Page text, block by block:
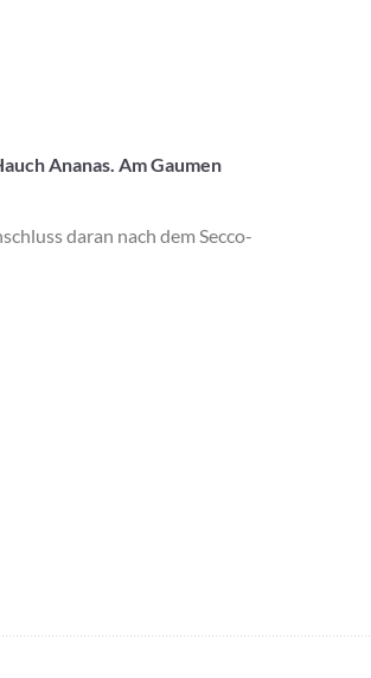
Ananas. Am Gaumen
daran nach dem Secco-